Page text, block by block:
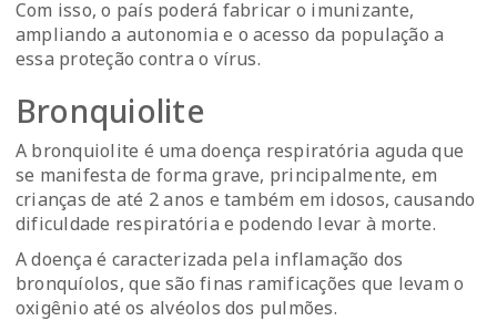
Com isso, o país poderá fabricar o imunizante,
ampliando a autonomia e o acesso da população a
essa proteção contra o vírus.
Bronquiolite
A bronquiolite é uma doença respiratória aguda que
se manifesta de forma grave, principalmente, em
crianças de até 2 anos e também em idosos, causando
dificuldade respiratória e podendo levar à morte.
A doença é caracterizada pela inflamação dos
bronquíolos, que são finas ramificações que levam o
oxigênio até os alvéolos dos pulmões.